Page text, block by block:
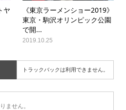
ヤ
《東京ラーメンショー2019》
東京・駒沢オリンピック公園
で開...
2019.10.25
トラックバックは利用できません。
ません。